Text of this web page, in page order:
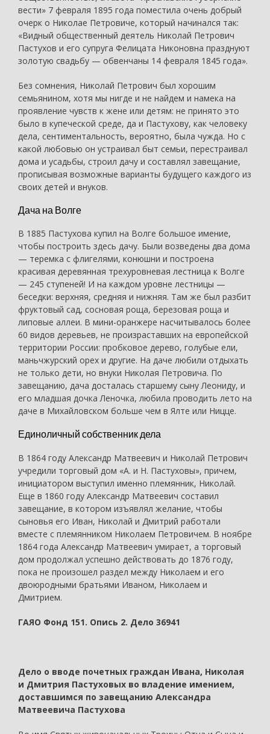
вести» 7 февраля 1895 года поместила очень добрый
очерк о Николае Петровиче, который начинался так:
«Видный общественный деятель Николай Петрович
Пастухов и его супруга Фелицата Никоновна празднуют
золотую свадьбу — обвенчаны 14 февраля 1845 года».
Без сомнения, Николай Петрович был хорошим
семьянином, хотя мы нигде и не найдем и намека на
проявление чувств к жене или детям: не принято это
было в купеческой среде, да и Пастухову, как человеку
дела, сентиментальность, вероятно, была чужда. Но с
какой любовью он устраивал быт семьи, перестраивал
дома и усадьбы, строил дачу и составлял завещание,
прописывая возможные варианты будущего каждого из
своих детей и внуков.
Дача на Волге
В 1885 Пастухова купил на Волге большое имение,
чтобы построить здесь дачу. Были возведены два дома
— теремка с флигелями, конюшни и построена
красивая деревянная трехуровневая лестница к Волге
— 245 ступеней! И на каждом уровне лестницы —
беседки: верхняя, средняя и нижняя. Там же был разбит
фруктовый сад, сосновая роща, березовая роща и
липовые аллеи. В мини-оранжере насчитывалось более
60 видов деревьев, не произраставших на европейской
территории России: пробковое дерево, голубые ели,
маньчжурский орех и другие. На даче любили отдыхать
не только дети, но внуки Николая Петровича. По
завещанию, дача досталась старшему сыну Леониду, и
его младшая дочка Леночка, любила проводить лето на
даче в Михайловском больше чем в Ялте или Ницце.
Единоличный собственник дела
В 1864 году Александр Матвеевич и Николай Петрович
учредили торговый дом «А. и Н. Пастуховы», причем,
инициатором выступил именно племянник, Николай.
Еще в 1860 году Александр Матвеевич составил
завещание, в котором изъявлял желание, чтобы
сыновья его Иван, Николай и Дмитрий работали
вместе с племянником Николаем Петровичем. В ноябре
1864 года Александр Матвеевич умирает, а торговый
дом продолжал успешно действовать до 1876 году,
пока не произошел раздел между Николаем и его
двоюродными братьями Иваном, Николаем и
Дмитрием.
ГАЯО Фонд 151. Опись 2. Дело 36941
Дело о вводе почетных граждан Ивана, Николая
и Дмитрия Пастуховых во владение имением,
доставшимся по завещанию Александра
Матвеевича Пастухова